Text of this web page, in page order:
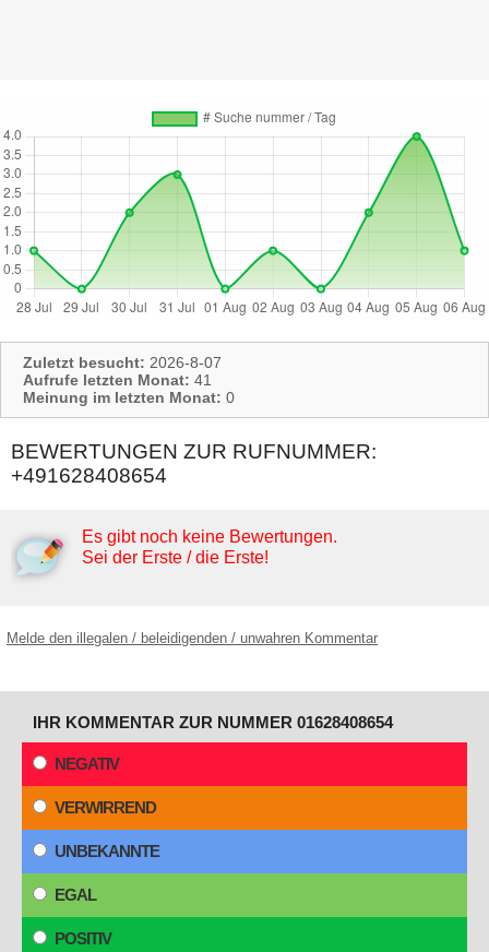
Zuletzt besucht: 2026-8-07
Aufrufe letzten Monat: 41
Meinung im letzten Monat: 0
BEWERTUNGEN ZUR RUFNUMMER:
+491628408654
Es gibt noch keine Bewertungen.
Sei der Erste / die Erste!
Melde den illegalen / beleidigenden / unwahren Kommentar
IHR KOMMENTAR ZUR NUMMER 01628408654
NEGATIV
VERWIRREND
UNBEKANNTE
EGAL
POSITIV